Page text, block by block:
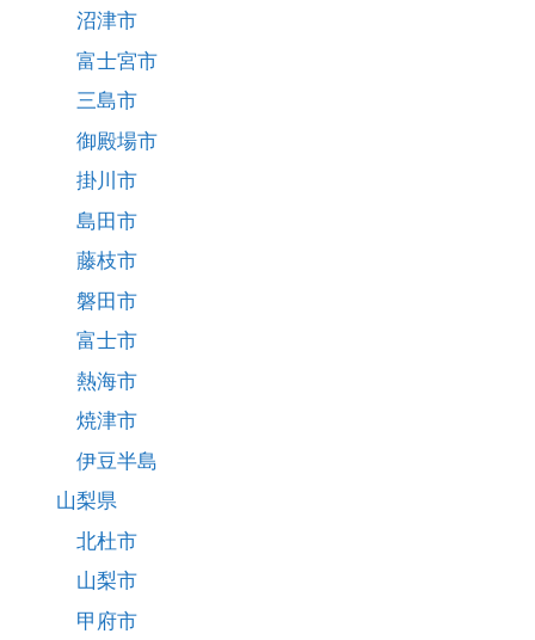
沼津市
富士宮市
三島市
御殿場市
掛川市
島田市
藤枝市
磐田市
富士市
熱海市
焼津市
伊豆半島
山梨県
北杜市
山梨市
甲府市